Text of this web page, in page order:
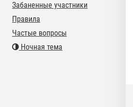
Забаненные участники
Правила
Частые вопросы
Ночная тема